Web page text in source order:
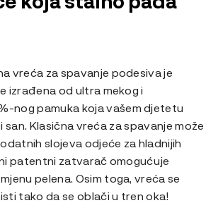
vreća za spavanje podesiva je
izrađena od ultra mekog i
nog pamuka koja vašem djetetu
san. Klasična vreća za spavanje može
slojeva odjeće za hladnijih
patentni zatvarač omogućuje
pelena. Osim toga, vreća se
tako da se oblači u tren oka!